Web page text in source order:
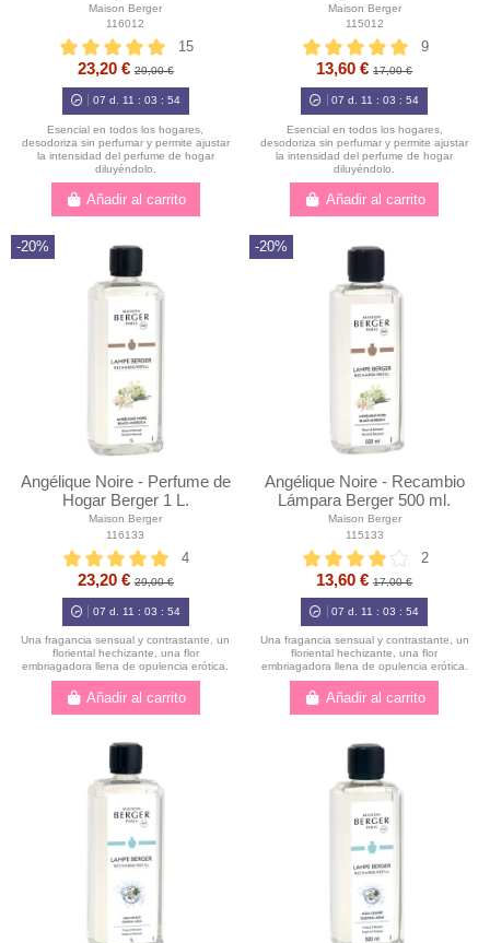
Maison Berger
116012
15
23,20 €29,00 €
07 d. 11 :03 :52
Esencial en todos los hogares,
desodoriza sin perfumar y permite ajustar
la intensidad del perfume de hogar
diluyéndolo.
Añadir al carrito
Maison Berger
115012
9
13,60 €17,00 €
07 d. 11 :03 :52
Esencial en todos los hogares,
desodoriza sin perfumar y permite ajustar
la intensidad del perfume de hogar
diluyéndolo.
Añadir al carrito
-20%
Angélique Noire - Perfume de
Hogar Berger 1 L.
Maison Berger
116133
4
23,20 €29,00 €
07 d. 11 :03 :52
Una fragancia sensual y contrastante, un
floriental hechizante, una flor
embriagadora llena de opulencia erótica.
Añadir al carrito
-20%
Angélique Noire - Recambio
Lámpara Berger 500 ml.
Maison Berger
115133
2
13,60 €17,00 €
07 d. 11 :03 :52
Una fragancia sensual y contrastante, un
floriental hechizante, una flor
embriagadora llena de opulencia erótica.
Añadir al carrito